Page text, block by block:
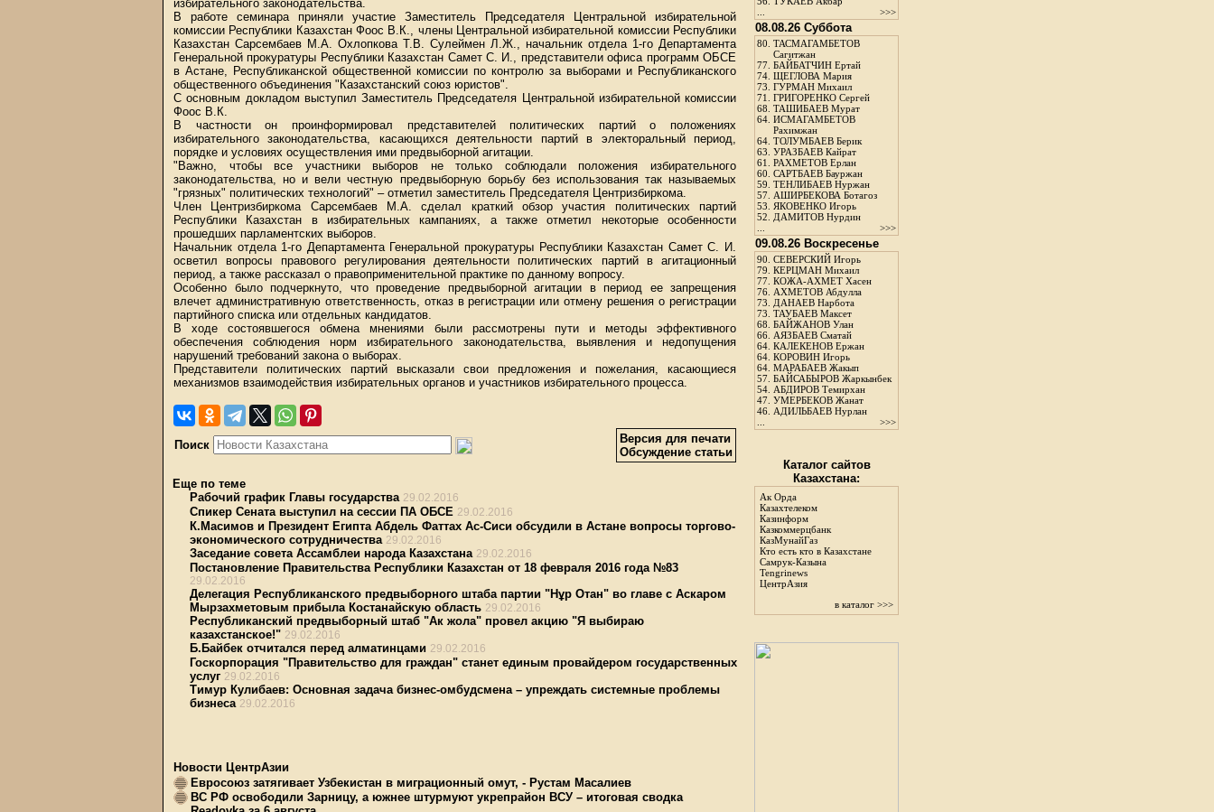
избирательного законодательства.
В работе семинара приняли участие Заместитель Председателя Центральной избирательной
комиссии Республики Казахстан Фоос В.К., члены Центральной избирательной комиссии Республики
Казахстан Сарсембаев М.А. Охлопкова Т.В. Сулеймен Л.Ж., начальник отдела 1-го Департамента
Генеральной прокуратуры Республики Казахстан Самет С. И., представители офиса программ ОБСЕ
в Астане, Республиканской общественной комиссии по контролю за выборами и Республиканского
общественного объединения "Казахстанский союз юристов".
С основным докладом выступил Заместитель Председателя Центральной избирательной комиссии
Фоос В.К.
В частности он проинформировал представителей политических партий о положениях
избирательного законодательства, касающихся деятельности партий в электоральный период,
порядке и условиях осуществления ими предвыборной агитации.
"Важно, чтобы все участники выборов не только соблюдали положения избирательного
законодательства, но и вели честную предвыборную борьбу без использования так называемых
"грязных" политических технологий" – отметил заместитель Председателя Центризбиркома.
Член Центризбиркома Сарсембаев М.А. сделал краткий обзор участия политических партий
Республики Казахстан в избирательных кампаниях, а также отметил некоторые особенности
прошедших парламентских выборов.
Начальник отдела 1-го Департамента Генеральной прокуратуры Республики Казахстан Самет С. И.
осветил вопросы правового регулирования деятельности политических партий в агитационный
период, а также рассказал о правоприменительной практике по данному вопросу.
Особенно было подчеркнуто, что проведение предвыборной агитации в период ее запрещения
влечет административную ответственность, отказ в регистрации или отмену решения о регистрации
партийного списка или отдельных кандидатов.
В ходе состоявшегося обмена мнениями были рассмотрены пути и методы эффективного
обеспечения соблюдения норм избирательного законодательства, выявления и недопущения
нарушений требований закона о выборах.
Представители политических партий высказали свои предложения и пожелания, касающиеся
механизмов взаимодействия избирательных органов и участников избирательного процесса.
Поиск
Версия для печати
Обсуждение статьи
Еще по теме
Рабочий график Главы государства 29.02.2016
Спикер Сената выступил на сессии ПА ОБСЕ 29.02.2016
К.Масимов и Президент Египта Абдель Фаттах Ас-Сиси обсудили в Астане вопросы торгово-
экономического сотрудничества 29.02.2016
Заседание совета Ассамблеи народа Казахстана 29.02.2016
Постановление Правительства Республики Казахстан от 18 февраля 2016 года №83
29.02.2016
Делегация Республиканского предвыборного штаба партии "Нұр Отан" во главе с Аскаром
Мырзахметовым прибыла Костанайскую область 29.02.2016
Республиканский предвыборный штаб "Ак жола" провел акцию "Я выбираю
казахстанское!" 29.02.2016
Б.Байбек отчитался перед алматинцами 29.02.2016
Госкорпорация "Правительство для граждан" станет единым провайдером государственных
услуг 29.02.2016
Тимур Кулибаев: Основная задача бизнес-омбудсмена – упреждать системные проблемы
бизнеса 29.02.2016
Новости ЦентрАзии
Евросоюз затягивает Узбекистан в миграционный омут, - Рустам Масалиев
ВС РФ освободили Зарницу, а южнее штурмуют укрепрайон ВСУ – итоговая сводка
>>>
08.08.26 Суббота
80. ТАСМАГАМБЕТОВ
Сагитжан
77. БАЙБАТЧИН Ертай
74. ЩЕГЛОВА Мария
73. ГУРМАН Михаил
71. ГРИГОРЕНКО Сергей
68. ТАШИБАЕВ Мурат
64. ИСМАГАМБЕТОВ
Рахимжан
64. ТОЛУМБАЕВ Берик
63. УРАЗБАЕВ Кайрат
61. РАХМЕТОВ Ерлан
60. САРТБАЕВ Бауржан
59. ТЕНЛИБАЕВ Нуржан
57. АШИРБЕКОВА Ботагоз
53. ЯКОВЕНКО Игорь
52. ДАМИТОВ Нурдин
>>>
09.08.26 Воскресенье
90. СЕВЕРСКИЙ Игорь
79. КЕРЦМАН Михаил
77. КОЖА-АХМЕТ Хасен
76. АХМЕТОВ Абдулла
73. ДАНАЕВ Нарбота
73. ТАУБАЕВ Максет
68. БАЙЖАНОВ Улан
66. АЯЗБАЕВ Сматай
64. КАЛЕКЕНОВ Ержан
64. КОРОВИН Игорь
64. МАРАБАЕВ Жакып
57. БАЙСАБЫРОВ Жаркынбек
54. АБДИРОВ Темирхан
47. УМЕРБЕКОВ Жанат
46. АДИЛЬБАЕВ Нурлан
>>>
Каталог сайтов
Казахстана:
Ак Орда
Казахтелеком
Казинформ
Казкоммерцбанк
КазМунайГаз
Кто есть кто в Казахстане
Самрук-Казына
Tengrinews
ЦентрАзия
в каталог >>>